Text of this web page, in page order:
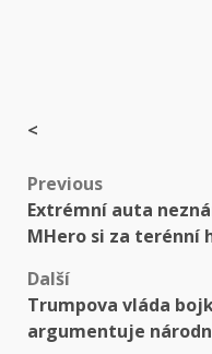
<
Post
navigation
Previous
Extrémní auta
MHero si za terénní
Další
Trumpova vláda
argumentuje